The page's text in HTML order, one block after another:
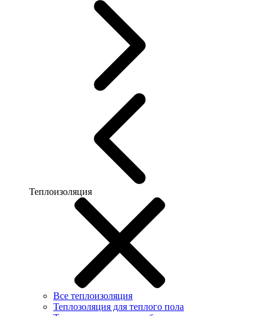
Теплоизоляция
Все теплоизоляция
Теплозоляция для теплого пола